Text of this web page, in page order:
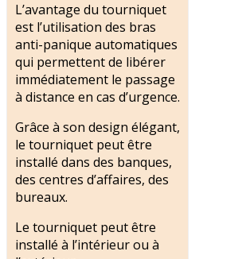
L’avantage du tourniquet
est l’utilisation des bras
anti-panique automatiques
qui permettent de libérer
immédiatement le passage
à distance en cas d’urgence.
Grâce à son design élégant,
le tourniquet peut être
installé dans des banques,
des centres d’affaires, des
bureaux.
Le tourniquet peut être
installé à l’intérieur ou à